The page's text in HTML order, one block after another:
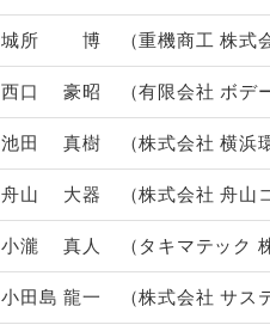
城所 博 （重機商工 株式会
西口 豪昭 （有限会社 ボデー
池田 真樹 （株式会社 横浜環
舟山 大器 （株式会社 舟山コ
小瀧 真人 （タキマテック 株
小田島 龍一 （株式会社 サス